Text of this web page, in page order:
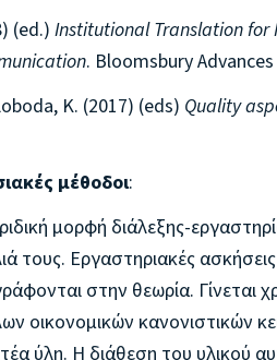
(ed.) Institutional Translation for
. Bloomsbury
K. (2017) (eds) Quality
μέθοδοι:
μορφή διάλεξης-
τους. Εργαστηριακές
στην θεωρία.
οικονομικών κανονιστικών
ύλη. Η διάθεση του υλικού